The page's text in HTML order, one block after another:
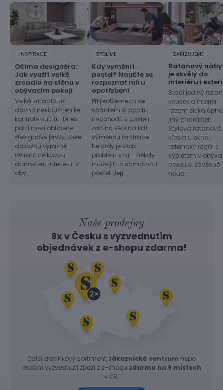
INSPIRACE
Očima designéra:
Jak využít velké
zrcadlo na stěnu v
obývacím pokoji
Velká zrcadla už
dávno neslouží jen ke
kontrole outfitu. Dnes
patří mezi oblíbené
designové prvky, které
dokážou výrazně
ovlivnit celkovou
atmosféru interiéru. V
obý…
BYDLÍME
Kdy vyměnit
postel? Naučte se
rozpoznat míru
opotřebení
Při problémech se
spánkem či pocitu
nepohodlí v posteli
začíná většina lidí
výměnou matrace.
Ne vždy je však
problém v ní – někdy
může jít i o samotnou
postel. Její …
ZAŘIZUJEME
Ratanový
je skvělý do
interiéru i
Stačí jediný
kousek a interiér
rázem získá úplně
jiný charakter.
Stylová ratanová
křesla u okna,
ratanový regál s
výpletem v
pokoji či závěsná
houp…
Naše prodejny
9x v Česku s vyzvednutím
objednávek z e-shopu zdarma!
Další doplňkový sortiment, zákaznické centrum nebo
osobní vyzvednutí zboží z e-shopu zdarma na 9 místech
v ČR.